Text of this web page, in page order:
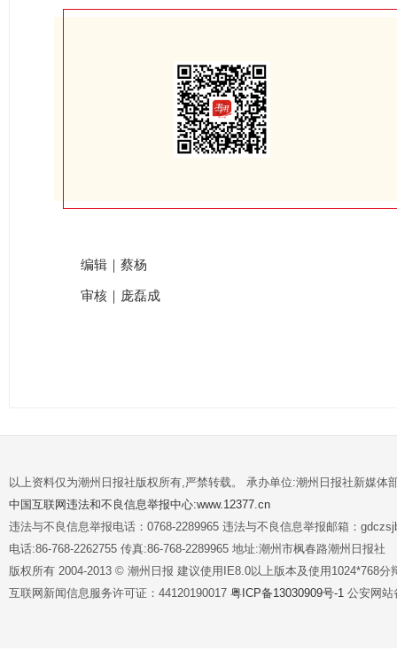
编辑｜蔡杨
审核｜庞磊成
以上资料仅为潮州日报社版权所有,严禁转载。 承办单位:潮州日报社新媒体
中国互联网违法和不良信息举报中心:www.12377.cn
违法与不良信息举报电话：0768-2289965 违法与不良信息举报邮箱：
电话:86-768-2262755 传真:86-768-2289965 地址:潮州市枫春路潮州日报社
版权所有 2004-2013 © 潮州日报 建议使用IE8.0以上版本及使用1024*768分
互联网新闻信息服务许可证：44120190017 粤ICP备13030909号-1 公安网站